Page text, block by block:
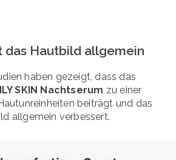
das Hautbild allgemein
haben gezeigt, dass das
SKIN Nachtserum zu einer
beiträgt und das
allgemein verbessert.